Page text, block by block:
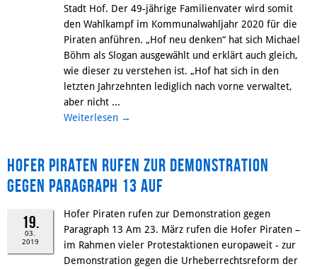
Stadt Hof. Der 49-jährige Familienvater wird somit
den Wahlkampf im Kommunalwahljahr 2020 für die
Piraten anführen. „Hof neu denken“ hat sich Michael
Böhm als Slogan ausgewählt und erklärt auch gleich,
wie dieser zu verstehen ist. „Hof hat sich in den
letzten Jahrzehnten lediglich nach vorne verwaltet,
aber nicht ...
Weiterlesen →
Hofer Piraten rufen zur Demonstration
gegen Paragraph 13 auf
19.
03.
2019
Hofer Piraten rufen zur Demonstration gegen
Paragraph 13 Am 23. März rufen die Hofer Piraten –
im Rahmen vieler Protestaktionen europaweit - zur
Demonstration gegen die Urheberrechtsreform der